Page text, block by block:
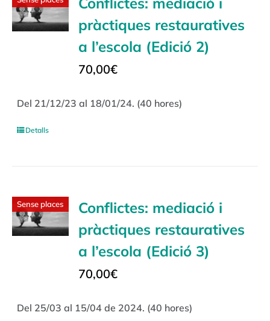
pràctiques restauratives
a l’escola (Edició 2)
70,00€
Del 21/12/23 al 18/01/24. (40 hores)
Detalls
Sense places
Conflictes: mediació i
pràctiques restauratives
a l’escola (Edició 3)
70,00€
Del 25/03 al 15/04 de 2024. (40 hores)